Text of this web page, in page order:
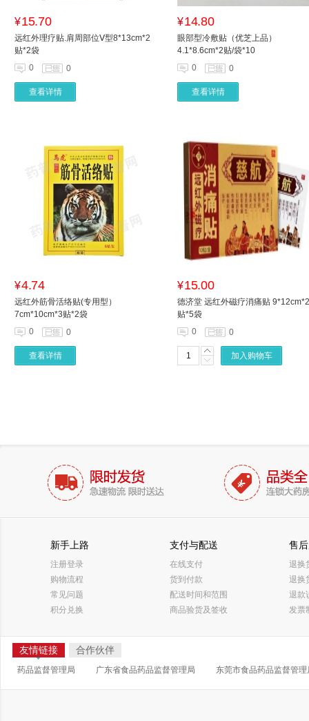
¥15.70
远红外理疗贴.肩周部位Ⅴ型8*13cm*2
贴*2袋
0
0
查看详情
¥14.80
眼部型冷敷贴（优芝上品）
4.1*8.6cm*2贴/袋*10
0
0
查看详情
¥4.74
远红外筋骨活络贴(专用型）
7cm*10cm*3贴*2袋
0
0
查看详情
¥15.00
德济堂 远红外磁疗消痛贴 9*12cm*2
贴*5袋
0
0
加入购物车
新手上路
注册登录
购物流程
常见问题
积分兑换
支付与配送
在线支付
货到付款
配送时间和范围
商品验货及签收
售
退换
退换
退款
发票
友情链接 合作伙伴
药品监督管理局 广东省食品药品监督管理局 东莞市食品药品监督管理